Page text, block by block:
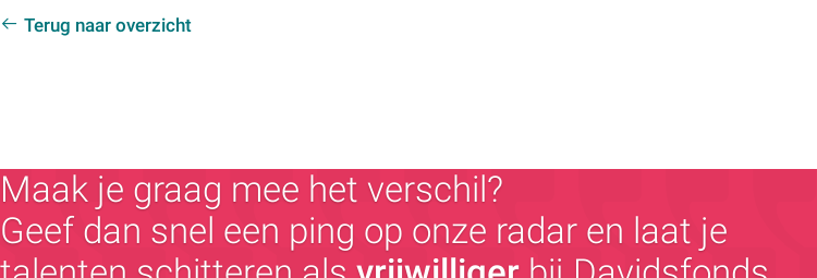
Terug naar overzicht
Maak je graag mee het verschil?
Geef dan snel een ping op onze radar en laat je